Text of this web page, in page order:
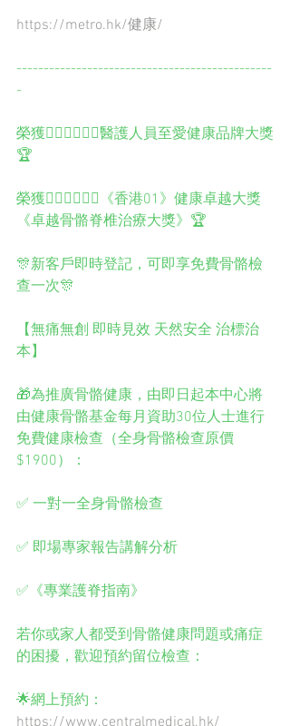
https://metro.hk/健康/
-----------------------------------------------
-
榮獲👨🏻‍⚕️👩🏻‍⚕️醫護人員至愛健康品牌大獎
🏆
榮獲👨🏻‍⚕️👩🏻‍⚕️《香港01》健康卓越大獎
《卓越骨骼脊椎治療大獎》🏆
🎊新客戶即時登記，可即享免費骨骼檢
查一次🎊
【無痛無創 即時見效 天然安全 治標治
本】
🎁為推廣骨骼健康，由即日起本中心將
由健康骨骼基金每月資助30位人士進行
免費健康檢查（全身骨骼檢查原價
$1900）：
✅ 一對一全身骨骼檢查
✅ 即場專家報告講解分析
✅《專業護脊指南》
若你或家人都受到骨骼健康問題或痛症
的困擾，歡迎預約留位檢查：
🌟網上預約：
https://www.centralmedical.hk/